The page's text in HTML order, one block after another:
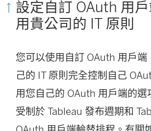
設定自訂 OAuth 用
用貴公司的 IT 原則
您可以使用自訂 OAuth 用戶端
己的 IT 原則完全控制自己
用您自己的 OAuth 用戶端的選
受制於 Tableau 發布週期和